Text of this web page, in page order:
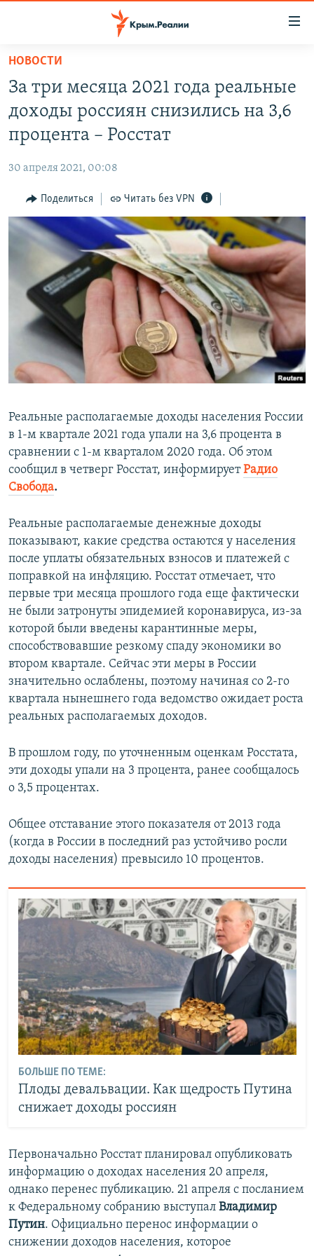
Вернуться
основному
содержанию
главной
навигации
Вернутся
поиску
СПЕЦПРОЕКТЫ
11 ЛЕТ ОККУПАЦИИ КРЫМА. 11 ИСТОРИЙ СОПРОТИВЛЕНИЯ
ЕЩЕ
ИНТЕРАКТИВ
ИНФОГРАФИКА
ТЕЛЕПРОЕКТ КРЫМ.РЕАЛИИ
СОВЕТЫ ПРАВОЗАЩИТНИКОВ
ПРОПАВШИЕ БЕЗ ВЕСТИ
ПОБЕДИТЕЛЕЙ НЕ СУДЯТ?
КРЫМ.НЕПОКОРЕННЫЙ
ELIFBE
РАДІО СВОБОДА
КАК ОБОЙТИ БЛОКИРОВКУ
Українською
Qırımtatar
ПРИСОЕДИНЯЙТЕСЬ!
Все сайты RFE/RL
НОВОСТИ
За три месяца 2021 года реальные
доходы россиян снизились на 3,6
процента – Росстат
30 апреля 2021, 00:08
Поделиться Читать без VPN
Реальные располагаемые доходы населения России
в 1-м квартале 2021 года упали на 3,6 процента в
сравнении с 1-м кварталом 2020 года. Об этом
сообщил в четверг Росстат, информируетРадио
Свобода.
Реальные располагаемые денежные доходы
показывают, какие средства остаются у населения
после уплаты обязательных взносов и платежей с
поправкой на инфляцию. Росстат отмечает, что
первые три месяца прошлого года еще фактически
не были затронуты эпидемией коронавируса, из-за
которой были введены карантинные меры,
способствовавшие резкому спаду экономики во
втором квартале. Сейчас эти меры в России
значительно ослаблены, поэтому начиная со 2-го
квартала нынешнего года ведомство ожидает роста
реальных располагаемых доходов.
В прошлом году, по уточненным оценкам Росстата,
эти доходы упали на 3 процента, ранее сообщалось
о 3,5 процентах.
Общее отставание этого показателя от 2013 года
(когда в России в последний раз устойчиво росли
доходы населения) превысило 10 процентов.
БОЛЬШЕ ПО ТЕМЕ:
Плоды девальвации. Как щедрость Путина
снижает доходы россиян
Первоначально Росстат планировал опубликовать
информацию о доходах населения 20 апреля,
однако перенес публикацию. 21 апреля с посланием
к Федеральному собранию выступал Владимир
Путин. Официально перенос информации о
снижении доходов населения, которое